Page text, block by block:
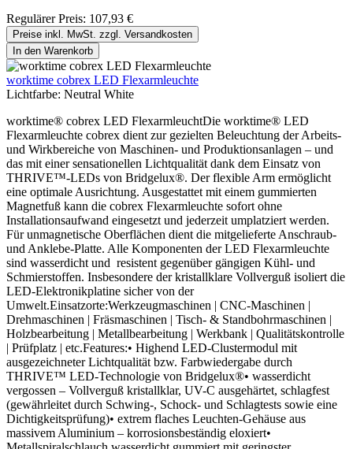
Regulärer Preis: 107,93 €
Preise inkl. MwSt. zzgl. Versandkosten
In den Warenkorb
worktime cobrex LED Flexarmleuchte
Lichtfarbe: Neutral White
worktime® cobrex LED FlexarmleuchtDie worktime® LED
Flexarmleuchte cobrex dient zur gezielten Beleuchtung der Arbeits-
und Wirkbereiche von Maschinen- und Produktionsanlagen – und
das mit einer sensationellen Lichtqualität dank dem Einsatz von
THRIVE™-LEDs von Bridgelux®. Der flexible Arm ermöglicht
eine optimale Ausrichtung. Ausgestattet mit einem gummierten
Magnetfuß kann die cobrex Flexarmleuchte sofort ohne
Installationsaufwand eingesetzt und jederzeit umplatziert werden.
Für unmagnetische Oberflächen dient die mitgelieferte Anschraub-
und Anklebe-Platte. Alle Komponenten der LED Flexarmleuchte
sind wasserdicht und resistent gegenüber gängigen Kühl- und
Schmierstoffen. Insbesondere der kristallklare Vollverguß isoliert die
LED-Elektronikplatine sicher von der
Umwelt.Einsatzorte:Werkzeugmaschinen | CNC-Maschinen |
Drehmaschinen | Fräsmaschinen | Tisch- & Standbohrmaschinen |
Holzbearbeitung | Metallbearbeitung | Werkbank | Qualitätskontrolle
| Prüfplatz | etc.Features:• Highend LED-Clustermodul mit
ausgezeichneter Lichtqualität bzw. Farbwiedergabe durch
THRIVE™ LED-Technologie von Bridgelux®• wasserdicht
vergossen – Vollverguß kristallklar, UV-C ausgehärtet, schlagfest
(gewährleitet durch Schwing-, Schock- und Schlagtests sowie eine
Dichtigkeitsprüfung)• extrem flaches Leuchten-Gehäuse aus
massivem Aluminium – korrosionsbeständig eloxiert•